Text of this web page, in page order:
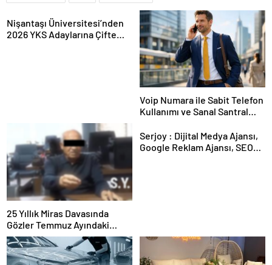
Nişantaşı Üniversitesi’nden
2026 YKS Adaylarına Çifte
Voip Numara ile Sabit Telefon
Kullanımı ve Sanal Santral
25 Yıllık Miras Davasında
Gözler Temmuz Ayındaki
Karar Duruşmasına Çevrildi
Serjoy : Dijital Medya Ajansı,
Google Reklam Ajansı, SEO